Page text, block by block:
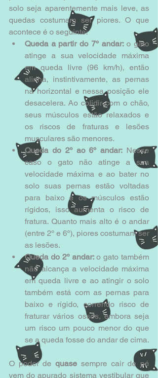
solo seja aparentemente mais leve, as
quedas costumam ser piores. O que
acontece é o seguinte:
Queda a partir do 7º andar: o gato
atinge a sua velocidade máxima
em queda livre (96 km/h), então
alinha, instintivamente, as pernas
na horizontal e nessa posição ele
desacelera. Ao colidir com o chão,
seus músculos estão relaxados e
os riscos de fraturas e lesões
musculares são menores.
Queda do 2º ao 6º andar: Nesse
caso o gato não atinge a sua
velocidade máxima e ao bater no
solo suas pernas estão voltadas
para baixo e os músculos estão
rígidos, isso aumenta o risco de
fratura. Quanto mais alto é o andar
(entre 2º e 6º), piores costumam ser
as lesões.
Queda do 2º andar: o gato também
não alcança a velocidade máxima
em queda livre e ao atingir o solo
também está com as pernas para
baixo e rígido, correndo risco de
fraturar vários ossos, embora seja
um risco um pouco menor do que
O poder de quase sempre cair de pé
vem do apurado sistema vestibular que